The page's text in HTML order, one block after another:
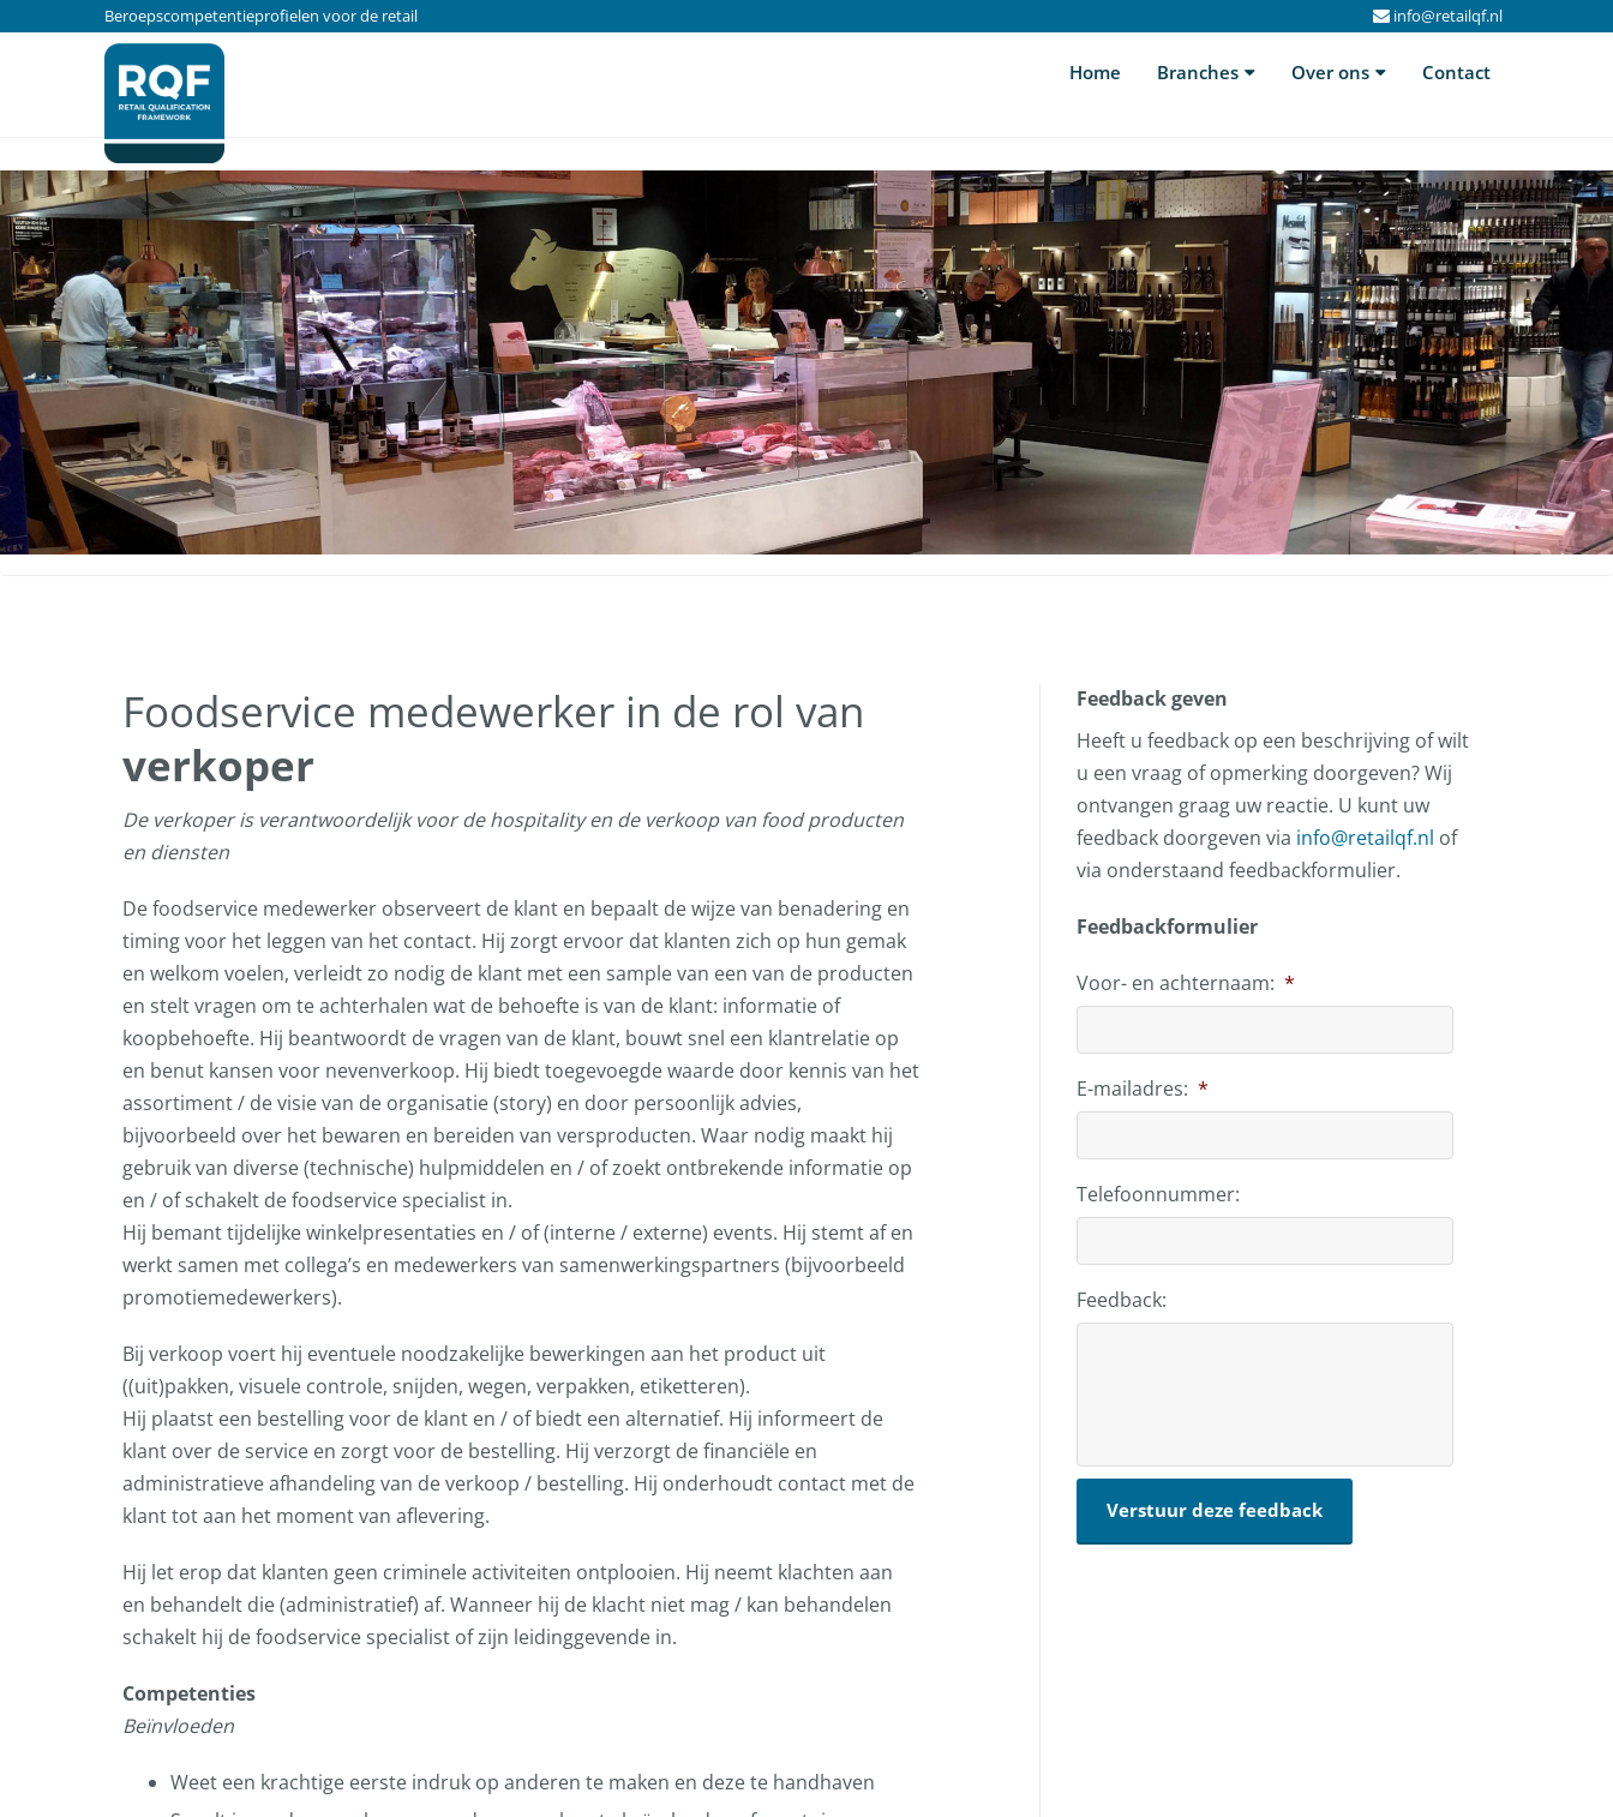
Update cookies preferences
Beroepscompetentieprofielen voor de retail info@retailqf.nl
Home Branches Over ons Contact
Foodservice medewerker in de rol van
verkoper
De verkoper is verantwoordelijk voor de hospitality en de verkoop van food producten
en diensten
De foodservice medewerker observeert de klant en bepaalt de wijze van benadering en
timing voor het leggen van het contact. Hij zorgt ervoor dat klanten zich op hun gemak
en welkom voelen, verleidt zo nodig de klant met een sample van een van de producten
en stelt vragen om te achterhalen wat de behoefte is van de klant: informatie of
koopbehoefte. Hij beantwoordt de vragen van de klant, bouwt snel een klantrelatie op
en benut kansen voor nevenverkoop. Hij biedt toegevoegde waarde door kennis van het
assortiment / de visie van de organisatie (story) en door persoonlijk advies,
bijvoorbeeld over het bewaren en bereiden van versproducten. Waar nodig maakt hij
gebruik van diverse (technische) hulpmiddelen en / of zoekt ontbrekende informatie op
en / of schakelt de foodservice specialist in.
Hij bemant tijdelijke winkelpresentaties en / of (interne / externe) events. Hij stemt af en
werkt samen met collega’s en medewerkers van samenwerkingspartners (bijvoorbeeld
promotiemedewerkers).
Bij verkoop voert hij eventuele noodzakelijke bewerkingen aan het product uit
((uit)pakken, visuele controle, snijden, wegen, verpakken, etiketteren).
Hij plaatst een bestelling voor de klant en / of biedt een alternatief. Hij informeert de
klant over de service en zorgt voor de bestelling. Hij verzorgt de financiële en
administratieve afhandeling van de verkoop / bestelling. Hij onderhoudt contact met de
klant tot aan het moment van aflevering.
Hij let erop dat klanten geen criminele activiteiten ontplooien. Hij neemt klachten aan
en behandelt die (administratief) af. Wanneer hij de klacht niet mag / kan behandelen
schakelt hij de foodservice specialist of zijn leidinggevende in.
Competenties
Beïnvloeden
Weet een krachtige eerste indruk op anderen te maken en deze te handhaven
Feedback geven
Heeft u feedback op een beschrijving of wilt
u een vraag of opmerking doorgeven? Wij
ontvangen graag uw reactie. U kunt uw
feedback doorgeven via info@retailqf.nl of
via onderstaand feedbackformulier.
Feedbackformulier
Voor- en achternaam: *
E-mailadres: *
Telefoonnummer:
Feedback: